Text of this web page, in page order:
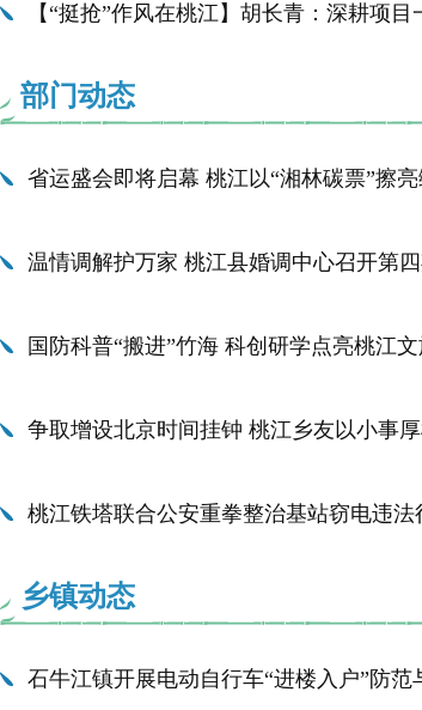
【“挺抢”作风在桃江】胡长青：深耕项
部门动态
省运盛会即将启幕 桃江以“湘林碳票”擦
温情调解护万家 桃江县婚调中心召开第
国防科普“搬进”竹海 科创研学点亮桃江
争取增设北京时间挂钟 桃江乡友以小事
桃江铁塔联合公安重拳整治基站窃电违法
乡镇动态
石牛江镇开展电动自行车“进楼入户”防